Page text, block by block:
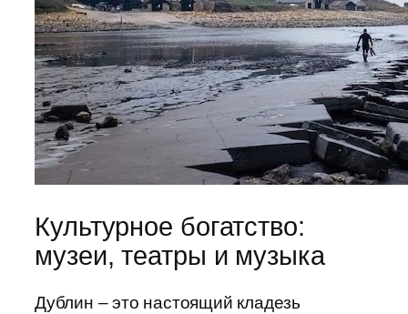
Культурное богатство:
музеи, театры и музыка
Дублин – это настоящий кладезь